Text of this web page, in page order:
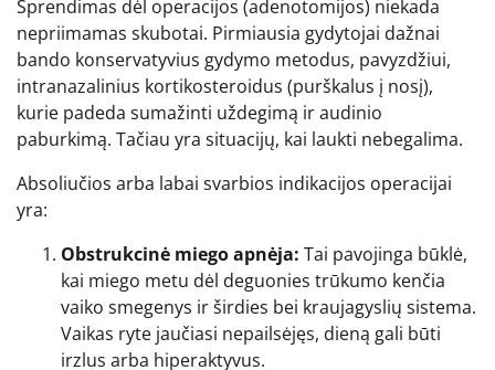
Sprendimas dėl operacijos (adenotomijos) niekada
nepriimamas skubotai. Pirmiausia gydytojai dažnai
bando konservatyvius gydymo metodus, pavyzdžiui,
intranazalinius kortikosteroidus (purškalus į nosį),
kurie padeda sumažinti uždegimą ir audinio
paburkimą. Tačiau yra situacijų, kai laukti nebegalima.
Absoliučios arba labai svarbios indikacijos operacijai
yra:
Obstrukcinė miego apnėja: Tai pavojinga būklė,
kai miego metu dėl deguonies trūkumo kenčia
vaiko smegenys ir širdies bei kraujagyslių sistema.
Vaikas ryte jaučiasi nepailsėjęs, dieną gali būti
irzlus arba hiperaktyvus.